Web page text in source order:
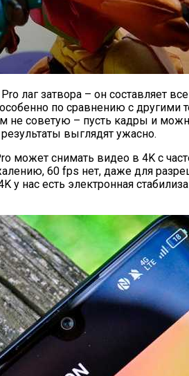
лаг затвора – он составляет
по сравнению с другими
не советую – пусть кадры и
выглядят ужасно.
может снимать видео в 4K с
60 fps нет, даже для
у нас есть электронная